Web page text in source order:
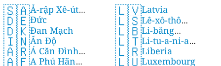
🇸🇦Ả-rập Xê-út
(Saudi Arabia)
🇩🇪Đức
🇩🇰Đan Mạch
🇮🇳Ấn Độ
🇦🇷Á Căn Đình
(Argentina)
🇦🇫A Phú Hãn
🇱🇻Latvia
🇱🇸Lê-xô-thô
(Lesotho)
🇱🇧Li-băng
(Lebanon)
🇱🇹Li-tu-a-ni-a
(Lithuania)
🇱🇷Liberia
🇱🇺Luxembourg